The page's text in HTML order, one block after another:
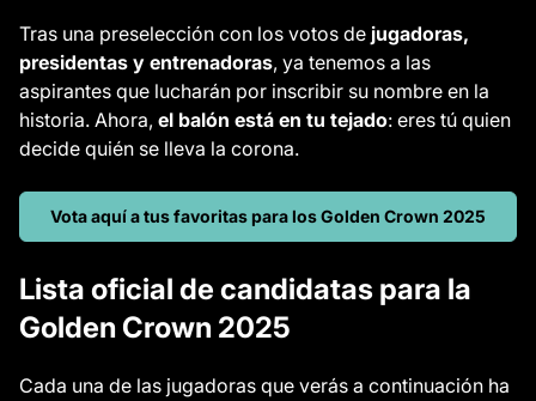
Tras una preselección con los votos de jugadoras,
presidentas y entrenadoras, ya tenemos a las
aspirantes que lucharán por inscribir su nombre en la
historia. Ahora, el balón está en tu tejado: eres tú quien
decide quién se lleva la corona.
Vota aquí a tus favoritas para los Golden Crown 2025
Lista oficial de candidatas para la
Golden Crown 2025
Cada una de las jugadoras que verás a continuación ha